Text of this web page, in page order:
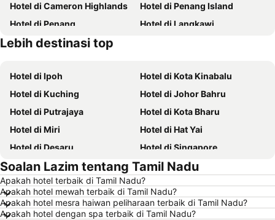
Hotel di Cameron Highlands
Hotel di Penang Island
Hotel di Penang
Hotel di Langkawi
Hotel di Batam
Lebih destinasi top
Hotel di Ipoh
Hotel di Kota Kinabalu
Hotel di Kuching
Hotel di Johor Bahru
Hotel di Putrajaya
Hotel di Kota Bharu
Hotel di Miri
Hotel di Hat Yai
Hotel di Desaru
Hotel di Singapore
Hotel di Alor Setar
Hotel di Shah Alam
Hotel di Taiping
Hotel di Batu Ferringhi
Hotel di Georgetown
Hotel di Bintulu
Soalan Lazim tentang Tamil Nadu
Apakah hotel terbaik di Tamil Nadu?
Apakah hotel mewah terbaik di Tamil Nadu?
Apakah hotel mesra haiwan peliharaan terbaik di Tamil Nadu?
Apakah hotel dengan spa terbaik di Tamil Nadu?